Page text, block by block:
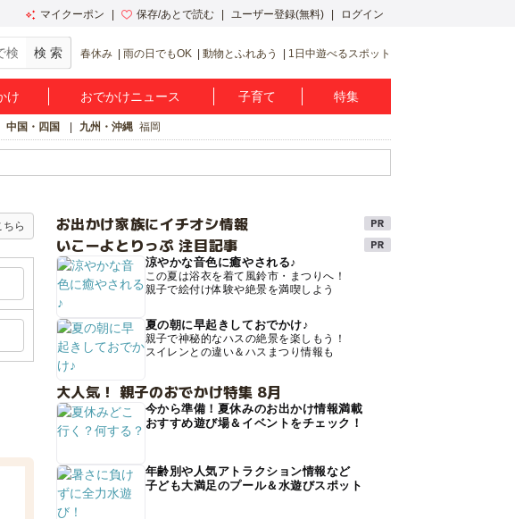
マイクーポン 保存/あとで読む ユーザー登録(無料) ログイン
春休み 雨の日でもOK 動物とふれあう 1日中遊べるスポット
け おでかけニュース 子育て 特集
中国・四国 九州・沖縄 福岡
ちら
お出かけ家族にイチオシ情報
いこーよとりっぷ 注目記事
涼やかな音色に癒やされる♪
この夏は浴衣を着て風鈴市・まつりへ！
親子で絵付け体験や絶景を満喫しよう
夏の朝に早起きしておでかけ♪
親子で神秘的なハスの絶景を楽しもう！
スイレンとの違い＆ハスまつり情報も
大人気！ 親子のおでかけ特集 8月
今から準備！夏休みのお出かけ情報満載
おすすめ遊び場＆イベントをチェック！
年齢別や人気アトラクション情報など
子ども大満足のプール＆水遊びスポット